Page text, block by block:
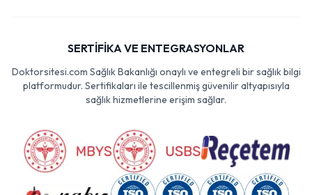
SERTİFİKA VE ENTEGRASYONLAR
Doktorsitesi.com Sağlık Bakanlığı onaylı ve entegreli bir sağlık bilgi
platformudur. Sertifikaları ile tescillenmiş güvenilir altyapısıyla
sağlık hizmetlerine erişim sağlar.